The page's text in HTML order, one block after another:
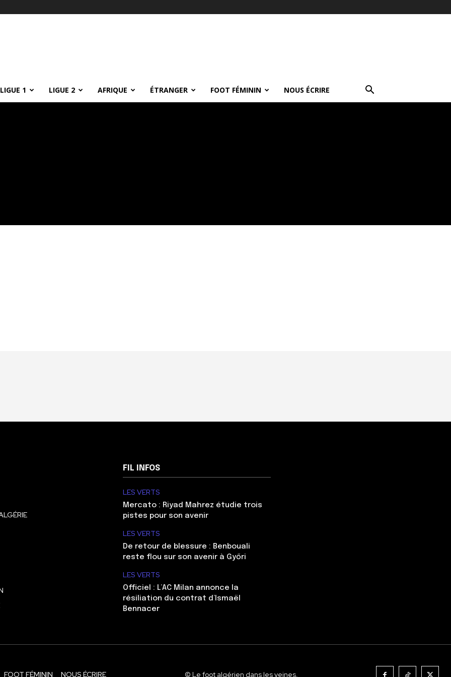
LIGUE 1 LIGUE 2 AFRIQUE ÉTRANGER FOOT FÉMININ NOUS ÉCRIRE
FIL INFOS
LES VERTS
Mercato : Riyad Mahrez étudie trois
pistes pour son avenir
LES VERTS
De retour de blessure : Benbouali
reste flou sur son avenir à Győri
LES VERTS
Officiel : L’AC Milan annonce la
résiliation du contrat d’Ismaël
Bennacer
FOOT FÉMININ NOUS ÉCRIRE © Le foot algérien dans les veines.